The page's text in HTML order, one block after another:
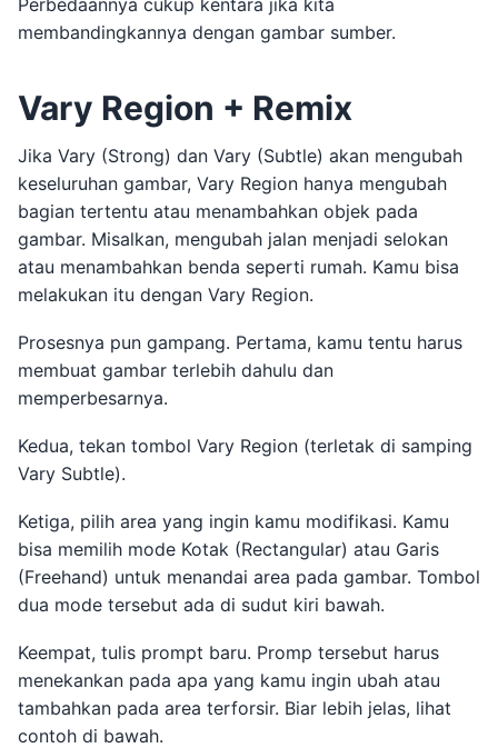
membandingkannya dengan gambar sumber.
Vary Region + Remix
Jika Vary (Strong) dan Vary (Subtle) akan mengubah
keseluruhan gambar, Vary Region hanya mengubah
bagian tertentu atau menambahkan objek pada
gambar. Misalkan, mengubah jalan menjadi selokan
atau menambahkan benda seperti rumah. Kamu bisa
melakukan itu dengan Vary Region.
Prosesnya pun gampang. Pertama, kamu tentu harus
membuat gambar terlebih dahulu dan
memperbesarnya.
Kedua, tekan tombol Vary Region (terletak di samping
Vary Subtle).
Ketiga, pilih area yang ingin kamu modifikasi. Kamu
bisa memilih mode Kotak (Rectangular) atau Garis
(Freehand) untuk menandai area pada gambar. Tombol
dua mode tersebut ada di sudut kiri bawah.
Keempat, tulis prompt baru. Promp tersebut harus
menekankan pada apa yang kamu ingin ubah atau
tambahkan pada area terforsir. Biar lebih jelas, lihat
contoh di bawah.